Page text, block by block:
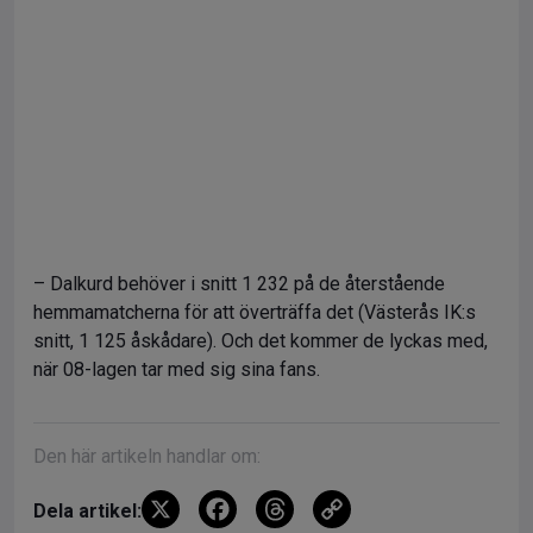
– Dalkurd behöver i snitt 1 232 på de återstående
hemmamatcherna för att överträffa det (Västerås IK:s
snitt, 1 125 åskådare). Och det kommer de lyckas med,
när 08-lagen tar med sig sina fans.
Den här artikeln handlar om:
Dela artikel: X
F
T